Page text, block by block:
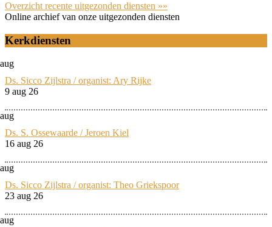
Overzicht recente uitgezonden diensten »»
Online archief van onze uitgezonden diensten
Kerkdiensten
aug
Ds. Sicco Zijlstra / organist: Ary Rijke
9 aug 26
aug
Ds. S. Ossewaarde / Jeroen Kiel
16 aug 26
aug
Ds. Sicco Zijlstra / organist: Theo Griekspoor
23 aug 26
aug